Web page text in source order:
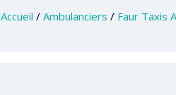
Accueil / Ambulanciers / Faur Taxis